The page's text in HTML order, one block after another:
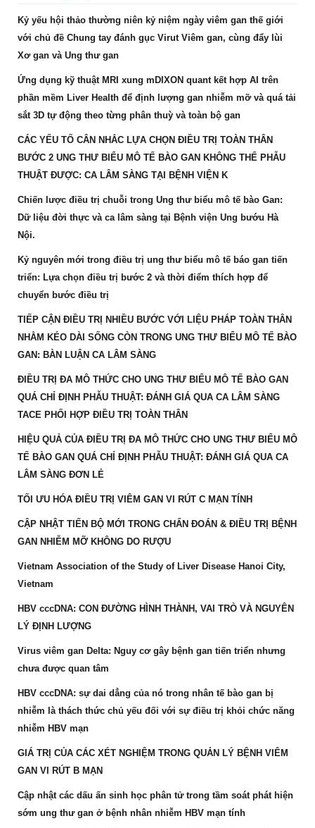
Kỷ yếu hội thảo thường niên kỷ niệm ngày viêm gan thế giới
với chủ đề Chung tay đánh gục Virut Viêm gan, cùng đẩy lùi
Xơ gan và Ung thư gan
Ứng dụng kỹ thuật MRI xung mDIXON quant kết hợp AI trên
phần mềm Liver Health để định lượng gan nhiễm mỡ và quá tải
sắt 3D tự động theo từng phân thuỳ và toàn bộ gan
CÁC YẾU TỐ CÂN NHẮC LỰA CHỌN ĐIỀU TRỊ TOÀN THÂN
BƯỚC 2 UNG THƯ BIỂU MÔ TẾ BÀO GAN KHÔNG THỂ PHẪU
THUẬT ĐƯỢC: CA LÂM SÀNG TẠI BỆNH VIỆN K
Chiến lược điều trị chuỗi trong Ung thư biểu mô tế bào Gan:
Dữ liệu đời thực và ca lâm sàng tại Bệnh viện Ung bướu Hà
Nội.
Kỷ nguyên mới trong điều trị ung thư biểu mô tế báo gan tiến
triển: Lựa chọn điều trị bước 2 và thời điểm thích hợp để
chuyển bước điều trị
TIẾP CẬN ĐIỀU TRỊ NHIỀU BƯỚC VỚI LIỆU PHÁP TOÀN THÂN
NHẰM KÉO DÀI SỐNG CÒN TRONG UNG THƯ BIỂU MÔ TẾ BÀO
GAN: BÀN LUẬN CA LÂM SÀNG
ĐIỀU TRỊ ĐA MÔ THỨC CHO UNG THƯ BIỂU MÔ TẾ BÀO GAN
QUÁ CHỈ ĐỊNH PHẪU THUẬT: ĐÁNH GIÁ QUA CA LÂM SÀNG
TACE PHỐI HỢP ĐIỀU TRỊ TOÀN THÂN
HIỆU QUẢ CỦA ĐIỀU TRỊ ĐA MÔ THỨC CHO UNG THƯ BIỂU MÔ
TẾ BÀO GAN QUÁ CHỈ ĐỊNH PHẪU THUẬT: ĐÁNH GIÁ QUA CA
LÂM SÀNG ĐƠN LẺ
TỐI ƯU HÓA ĐIỀU TRỊ VIÊM GAN VI RÚT C MẠN TÍNH
CẬP NHẬT TIẾN BỘ MỚI TRONG CHẨN ĐOÁN & ĐIỀU TRỊ BỆNH
GAN NHIỄM MỠ KHÔNG DO RƯỢU
Vietnam Association of the Study of Liver Disease Hanoi City,
Vietnam
HBV cccDNA: CON ĐƯỜNG HÌNH THÀNH, VAI TRÒ VÀ NGUYÊN
LÝ ĐỊNH LƯỢNG
Virus viêm gan Delta: Nguy cơ gây bệnh gan tiến triển nhưng
chưa được quan tâm
HBV cccDNA: sự dai dẳng của nó trong nhân tế bào gan bị
nhiễm là thách thức chủ yếu đối với sự điều trị khỏi chức năng
nhiễm HBV mạn
GIÁ TRỊ CỦA CÁC XÉT NGHIỆM TRONG QUẢN LÝ BỆNH VIÊM
GAN VI RÚT B MẠN
Cập nhật các dấu ấn sinh học phân tử trong tầm soát phát hiện
sớm ung thư gan ở bệnh nhân nhiễm HBV mạn tính